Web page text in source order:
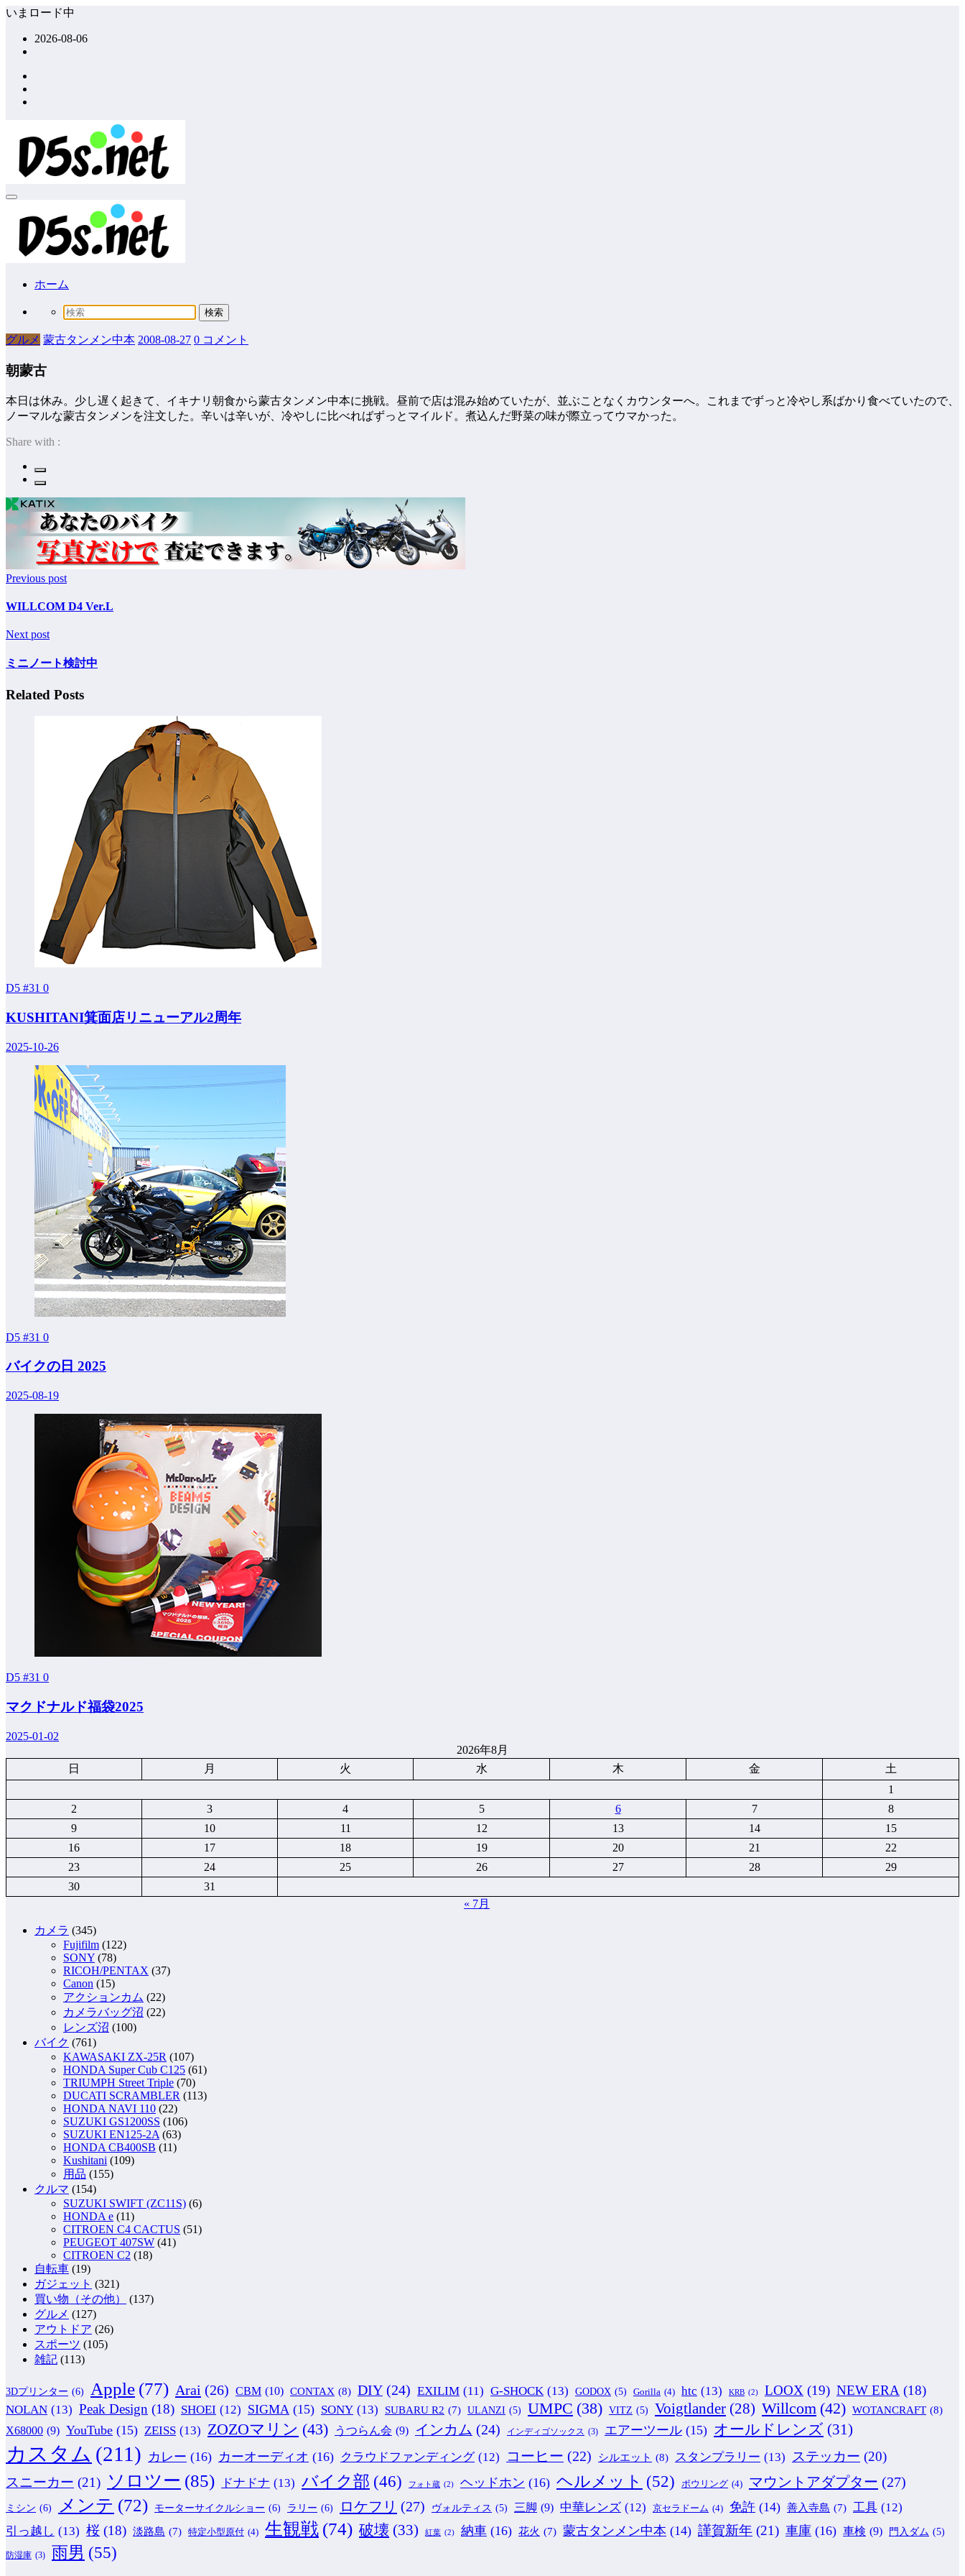
コ
いまロード中
2026-08-06
ホーム
グルメ 蒙古タンメン中本 2008-08-27 0 コメント
朝蒙古
本日は休み。少し遅く起きて、イキナリ朝食から蒙古タンメン中本に挑戦。昼前で店は混み始めていたが、並ぶことなくカウンターへ。これまでずっと冷やし系ばかり食べていたので、
ノーマルな蒙古タンメンを注文した。辛いは辛いが、冷やしに比べればずっとマイルド。煮込んだ野菜の味が際立ってウマかった。
Share with :
Previous post
WILLCOM D4 Ver.L
Next post
ミニノート検討中
Related Posts
D5 #31 0
KUSHITANI箕面店リニューアル2周年
2025-10-26
D5 #31 0
バイクの日 2025
2025-08-19
D5 #31 0
マクドナルド福袋2025
2025-01-02
2026年8月
日
月 火 水 木 金
土
1
2
3 4 5 6 7
8
9
10 11 12 13 14
15
16
17 18 19 20 21
22
23
24 25 26 27 28
29
30
31
« 7月
カメラ (345)
Fujifilm (122)
SONY (78)
RICOH/PENTAX (37)
Canon (15)
アクションカム (22)
カメラバッグ沼 (22)
レンズ沼 (100)
バイク (761)
KAWASAKI ZX-25R (107)
HONDA Super Cub C125 (61)
TRIUMPH Street Triple (70)
DUCATI SCRAMBLER (113)
HONDA NAVI 110 (22)
SUZUKI GS1200SS (106)
SUZUKI EN125-2A (63)
HONDA CB400SB (11)
Kushitani (109)
用品 (155)
クルマ (154)
SUZUKI SWIFT (ZC11S) (6)
HONDA e (11)
CITROEN C4 CACTUS (51)
PEUGEOT 407SW (41)
CITROEN C2 (18)
自転車 (19)
ガジェット (321)
買い物（その他）
(137)
グルメ (127)
アウトドア (26)
スポーツ (105)
雑記 (113)
3Dプリンター (6) Apple (77) Arai (26) CBM (10) CONTAX (8) DIY (24) EXILIM (11) G-SHOCK (13) GODOX (5) Gorilla (4) htc (13) KRB (2) LOOX (19) NEW ERA (18)
NOLAN (13) Peak Design (18) SHOEI (12) SIGMA (15) SONY (13) SUBARU R2 (7) ULANZI (5) UMPC (38) VITZ (5) Voigtlander (28) Willcom (42) WOTANCRAFT (8)
X68000 (9) YouTube (15) ZEISS (13) ZOZOマリン (43) うつらん会 (9) インカム (24) インディゴソックス (3) エアーツール (15) オールドレンズ (31)
カスタム (211) カレー (16) カーオーディオ (16) クラウドファンディング (12) コーヒー (22) シルエット (8) スタンプラリー (13) ステッカー (20)
スニーカー (21) ソロツー (85) ドナドナ (13) バイク部 (46) フォト蔵 (2) ヘッドホン (16) ヘルメット (52) ボウリング (4) マウントアダプター (27)
ミシン (6) メンテ (72) モーターサイクルショー (6) ラリー (6) ロケフリ (27) ヴォルティス (5) 三脚 (9) 中華レンズ (12) 京セラドーム (4) 免許 (14) 善入寺島 (7) 工具 (12)
引っ越し (13) 桜 (18) 淡路島 (7) 特定小型原付 (4) 生観戦 (74) 破壊 (33) 紅葉 (2) 納車 (16) 花火 (7) 蒙古タンメン中本 (14) 謹賀新年 (21) 車庫 (16) 車検 (9) 門入ダム (5)
防湿庫 (3) 雨男 (55)